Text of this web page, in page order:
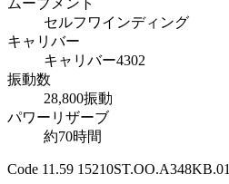
ムーブメント
セルフワインディング
キャリバー
キャリバー4302
振動数
28,800振動
パワーリザーブ
約70時間
Code 11.59 15210ST.OO.A348KB.01